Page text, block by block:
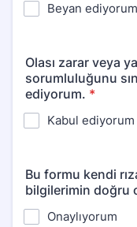
Beyan ediyorum
Olası zarar veya
sorumluluğunu
ediyorum. *
Kabul ediyorum
Bu formu kendi
bilgilerimin doğru
Onaylıyorum